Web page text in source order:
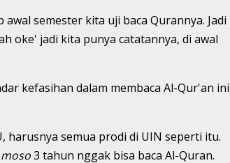
semester kita uji baca Qurannya. Jadi
oke' jadi kita punya catatannya, di awal
kefasihan dalam membaca Al-Qur'an ini
harusnya semua prodi di UIN seperti itu.
moso3 tahun nggak bisa baca Al-Quran.